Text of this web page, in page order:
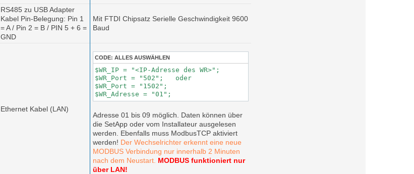
RS485 zu USB Adapter
Kabel Pin-Belegung: Pin 1
= A / Pin 2 = B / PIN 5 + 6 =
GND
Mit FTDI Chipsatz Serielle Geschwindigkeit 9600
Baud
Ethernet Kabel (LAN)
CODE: ALLES AUSWÄHLEN
$WR_IP = "<IP-Adresse des WR>";
$WR_Port = "502";   oder
$WR_Port = "1502";
$WR_Adresse = "01";
Adresse 01 bis 09 möglich. Daten können über
die SetApp oder vom Installateur ausgelesen
werden. Ebenfalls muss ModbusTCP aktiviert
werden! Der Wechselrichter erkennt eine neue
MODBUS Verbindung nur innerhalb 2 Minuten
nach dem Neustart. MODBUS funktioniert nur
über LAN!